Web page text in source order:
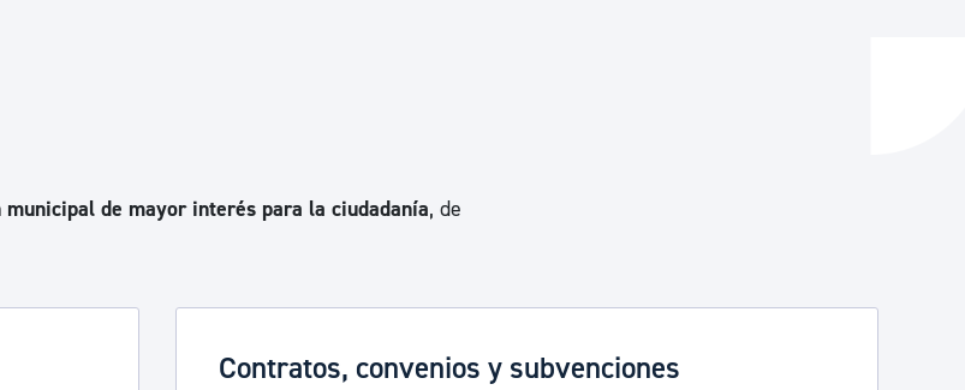
de mayor interés para la ciudadanía, de
Contratos, convenios y subvenciones